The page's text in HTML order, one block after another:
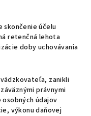
skončenie účelu
retenčná lehota
doby uchovávania
zanikli
právnymi
údajov
výkonu daňovej